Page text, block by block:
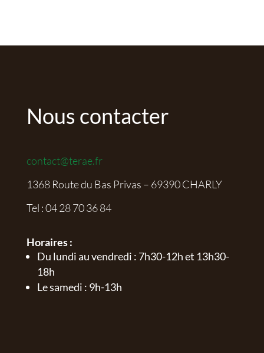
Nous contacter
contact@terae.fr
1368 Route du Bas Privas – 69390 CHARLY
Tel :04 28 70 36 84
Horaires :
Du lundi au vendredi : 7h30-12h et 13h30-
18h
Le samedi : 9h-13h